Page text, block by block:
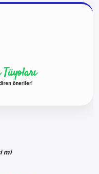
öneriler!
mi